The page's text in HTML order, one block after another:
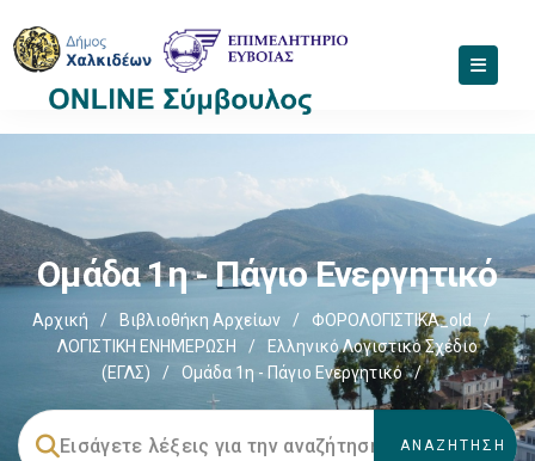
Ομάδα 1η - Πάγιο Ενεργητικό
Αρχική / Βιβλιοθήκη Αρχείων / ΦΟΡΟΛΟΓΙΣΤΙΚΑ_old
/
ΛΟΓΙΣΤΙΚΗ ΕΝΗΜΕΡΩΣΗ
/
Ελληνικό Λογιστικό Σχέδιο
(ΕΓΛΣ)
/ Ομάδα 1η - Πάγιο Ενεργητικό /